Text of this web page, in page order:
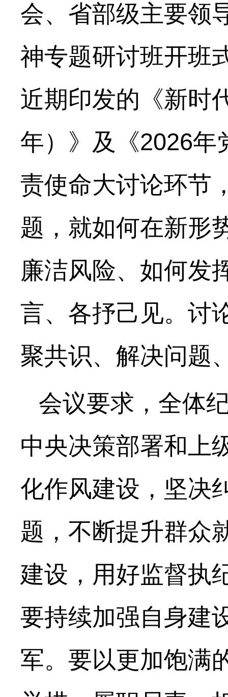
会、省部级主要领
神专题研讨班开班
近期印发的《新时
年）》及《2026年
责使命大讨论环节
题，就如何在新形
廉洁风险、如何发
言、各抒己见。讨
聚共识、解决问题
会议要求，全体
中央决策部署和上
化作风建设，坚决
题，不断提升群众
建设，用好监督执
要持续加强自身建
军。要以更加饱满